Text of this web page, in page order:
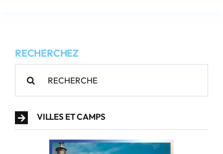
Les victimes
RECHERCHEZ
VILLES ET CAMPS